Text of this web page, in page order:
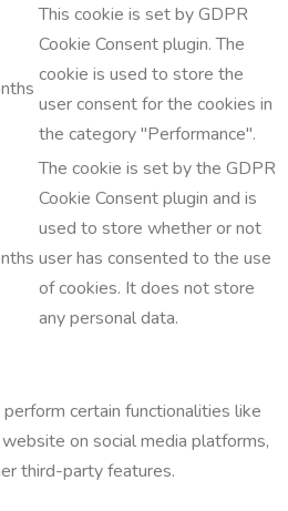
This cookie is set by GDPR
Cookie Consent plugin. The
cookie is used to store the
user consent for the cookies in
the category "Performance".
The cookie is set by the GDPR
Cookie Consent plugin and is
used to store whether or not
user has consented to the use
of cookies. It does not store
any personal data.
certain functionalities like
on social media platforms,
third-party features.